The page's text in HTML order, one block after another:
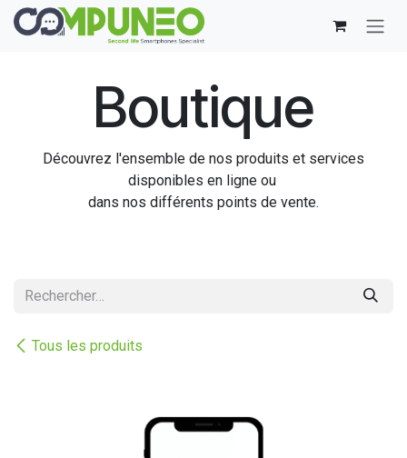
Se rendre au contenu
Boutique
Découvrez l'ensemble de nos produits et services
disponibles en ligne ou
dans nos différents points de vente.
Tous les produits